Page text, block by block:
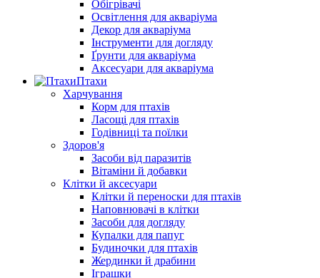
Обігрівачі
Освітлення для акваріума
Декор для акваріума
Інструменти для догляду
Ґрунти для акваріума
Аксесуари для акваріума
Птахи
Харчування
Корм для птахів
Ласощі для птахів
Годівниці та поїлки
Здоров'я
Засоби від паразитів
Вітаміни й добавки
Клітки й аксесуари
Клітки й переноски для птахів
Наповнювачі в клітки
Засоби для догляду
Купалки для папуг
Будиночки для птахів
Жердинки й драбини
Іграшки